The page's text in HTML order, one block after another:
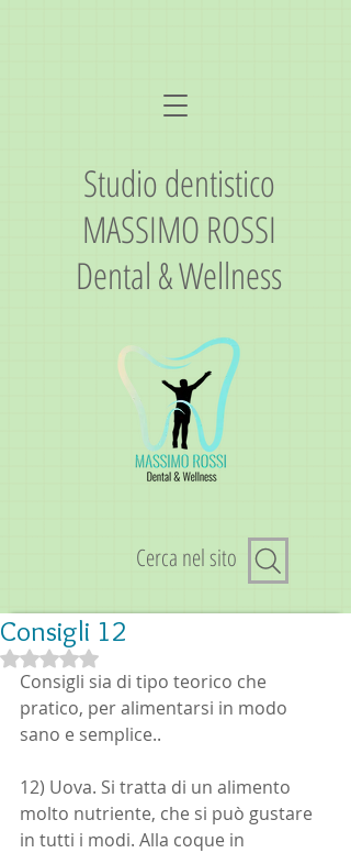
Studio dentistico
MASSIMO ROSSI
Dental & Wellness
Cerca nel sito
Consigli 12
Valutazione NaN stelle su 5.
Consigli sia di tipo teorico che
pratico, per alimentarsi in modo
sano e semplice..
12) Uova. Si tratta di un alimento
molto nutriente, che si può gustare
in tutti i modi. Alla coque in